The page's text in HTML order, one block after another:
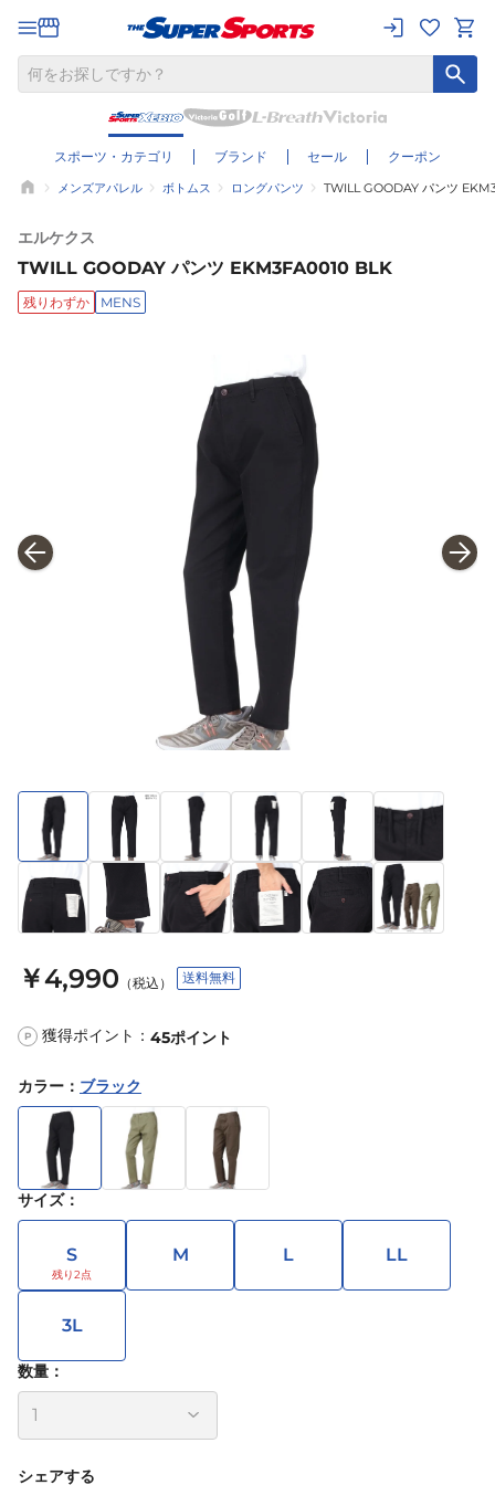
スポーツ・カテゴリ ブランド セール クーポン
メンズアパレル ボトムス ロングパンツ TWILL GOODAY パンツ
エルケクス
TWILL GOODAY パンツ EKM3FA0010 BLK
残りわずか MENS
￥4,990 （税込） 送料無料
P 獲得ポイント： 45ポイント
カラー ： ブラック
サイズ：
S M L LL
3L
数量：
シェアする